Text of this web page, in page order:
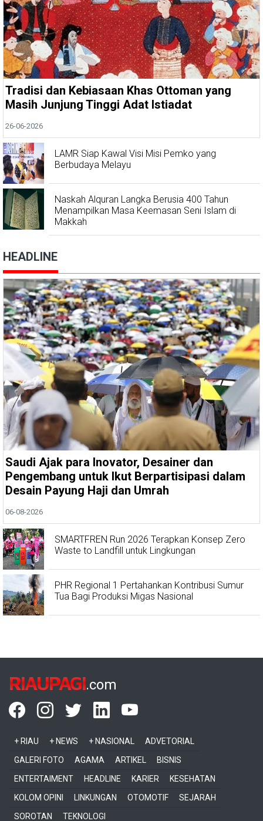
Tradisi dan Kebiasaan Khas Ottoman yang
Masih Junjung Tinggi Adat Istiadat
26-06-2026
LAMR Siap Kawal Visi Misi Pemko yang
Berbudaya Melayu
Naskah Alquran Langka Berusia 400 Tahun
Menampilkan Masa Keemasan Seni Islam di
Makkah
HEADLINE
Saudi Ajak para Inovator, Desainer dan
Pengembang untuk Ikut Berpartisipasi dalam
Desain Payung Haji dan Umrah
06-08-2026
SMARTFREN Run 2026 Terapkan Konsep Zero
Waste to Landfill untuk Lingkungan
PHR Regional 1 Pertahankan Kontribusi Sumur
Tua Bagi Produksi Migas Nasional
RIAUPAGI.com
+ RIAU + NEWS + NASIONAL
ADVETORIAL
GALERI FOTO
AGAMA ARTIKEL
BISNIS
ENTERTAIMENT
HEADLINE KARIER
KESEHATAN
KOLOM OPINI
LINKUNGAN OTOMOTIF
SEJARAH
SOROTAN
TEKNOLOGI